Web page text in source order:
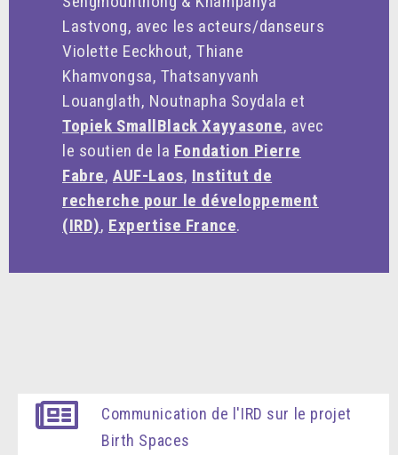
Lastvong, avec les acteurs/danseurs
Violette Eeckhout, Thiane
Khamvongsa, Thatsanyvanh
Louanglath, Noutnapha Soydala et
Topiek SmallBlack Xayyasone, avec
le soutien de la Fondation Pierre
Fabre, AUF-Laos, Institut de
recherche pour le développement
(IRD), Expertise France.
Communication de l'IRD sur le projet
Birth Spaces